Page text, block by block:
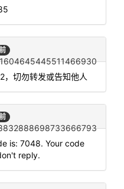
，切勿转发或告知他人
is: 7048. Your code
reply.